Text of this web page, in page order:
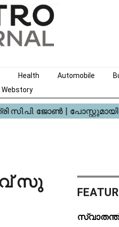
Health Automobile
Webstory
സു​